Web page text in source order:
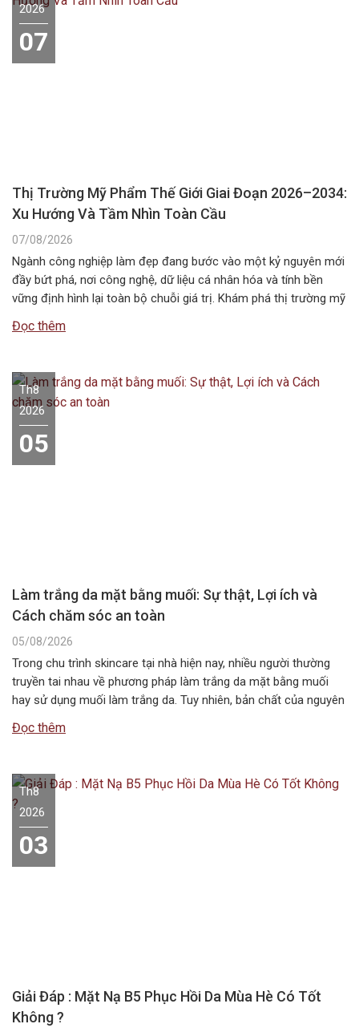
2026
07
Thị Trường Mỹ Phẩm Thế Giới Giai Đoạn 2026–2034:
Xu Hướng Và Tầm Nhìn Toàn Cầu
07/08/2026
Ngành công nghiệp làm đẹp đang bước vào một kỷ nguyên mới
đầy bứt phá, nơi công nghệ, dữ liệu cá nhân hóa và tính bền
vững định hình lại toàn bộ chuỗi giá trị. Khám phá thị trường mỹ
quy mô, động…
Đọc thêm
Th8
2026
05
Làm trắng da mặt bằng muối: Sự thật, Lợi ích và
Cách chăm sóc an toàn
05/08/2026
Trong chu trình skincare tại nhà hiện nay, nhiều người thường
truyền tai nhau về phương pháp làm trắng da mặt bằng muối
hay sử dụng muối làm trắng da. Tuy nhiên, bản chất của nguyên
các dòng mỹ phẩm chuyên dụng….
Đọc thêm
Th8
2026
03
Giải Đáp : Mặt Nạ B5 Phục Hồi Da Mùa Hè Có Tốt
Không ?